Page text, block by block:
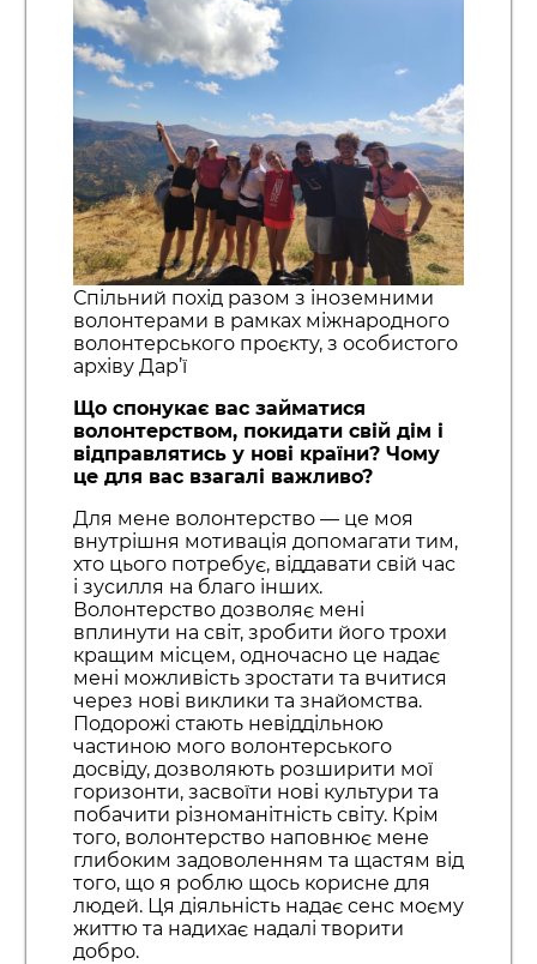
Спільний похід разом з іноземними
волонтерами в рамках міжнародного
волонтерського проєкту, з особистого
архіву Дар’ї
Що спонукає вас займатися
волонтерством, покидати свій дім і
відправлятись у нові країни? Чому
це для вас взагалі важливо?
Для мене волонтерство — це моя
внутрішня мотивація допомагати тим,
хто цього потребує, віддавати свій час
і зусилля на благо інших.
Волонтерство дозволяє мені
вплинути на світ, зробити його трохи
кращим місцем, одночасно це надає
мені можливість зростати та вчитися
через нові виклики та знайомства.
Подорожі стають невіддільною
частиною мого волонтерського
досвіду, дозволяють розширити мої
горизонти, засвоїти нові культури та
побачити різноманітність світу. Крім
того, волонтерство наповнює мене
глибоким задоволенням та щастям від
того, що я роблю щось корисне для
людей. Ця діяльність надає сенс моєму
життю та надихає надалі творити
добро.